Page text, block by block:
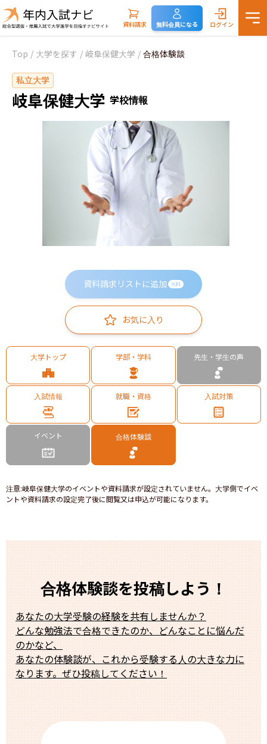
資料請求 無料会員になる ログイン
Top / 大学を探す / 岐阜保健大学 / 合格体験談
私立大学
岐阜保健大学 学校情報
資料請求リストに追加 無料
お気に入り
大学トップ 学部・学科 先生・学生の声
入試情報 就職・資格 入試対策
イベント 合格体験談
注意:岐阜保健大学のイベントや資料請求が設定されていません。大学側でイベ
ントや資料請求の設定完了後に閲覧又は申込が可能になります。
合格体験談を投稿しよう！
あなたの大学受験の経験を共有しませんか？
どんな勉強法で合格できたのか、どんなことに悩んだ
のかなど、
あなたの体験談が、これから受験する人の大きな力に
なります。ぜひ投稿してください！